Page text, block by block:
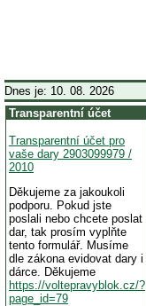
Dnes je: 10. 08. 2026
Transparentní účet
Transparentní účet pro
vaše dary 2903099979 /
2010
Děkujeme za jakoukoli
podporu. Pokud jste
poslali nebo chcete poslat
dar, tak prosím vyplňte
tento formulář. Musíme
dle zákona evidovat dary i
dárce. Děkujeme
https://voltepravyblok.cz/?
page_id=79